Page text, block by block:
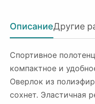
ОписаниеДругие
Спортивное
компактное и
Оверлок из
сохнет. Эластичная